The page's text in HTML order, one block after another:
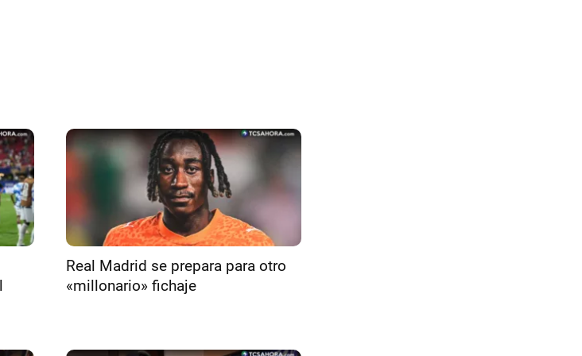
Real Madrid se prepara para otro
«millonario» fichaje